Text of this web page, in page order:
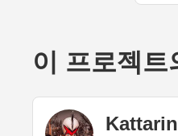
이 프로젝트
Kattarin